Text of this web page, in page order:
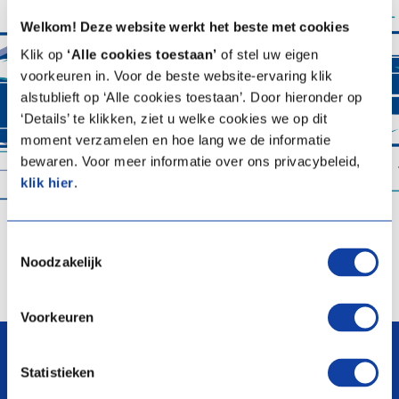
Welkom! Deze website werkt het beste met cookies
Klik op ‘Alle cookies toestaan’ of stel uw eigen
voorkeuren in. Voor de beste website-ervaring klik
alstublieft op ‘Alle cookies toestaan’. Door hieronder op
‘Details’ te klikken, ziet u welke cookies we op dit
moment verzamelen en hoe lang we de informatie
bewaren. Voor meer informatie over ons privacybeleid,
klik hier.
Noodzakelijk
Voorkeuren
Statistieken